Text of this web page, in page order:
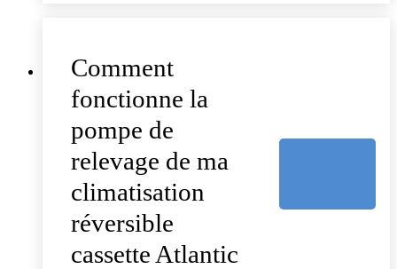
Comment
fonctionne la
pompe de
relevage de ma
climatisation
réversible
cassette Atlantic